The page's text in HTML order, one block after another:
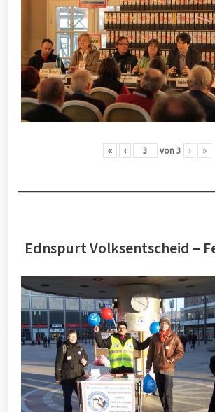
« ‹ von 3 › »
Ednspurt Volksentscheid –